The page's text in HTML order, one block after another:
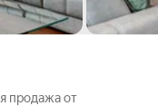
продажа от